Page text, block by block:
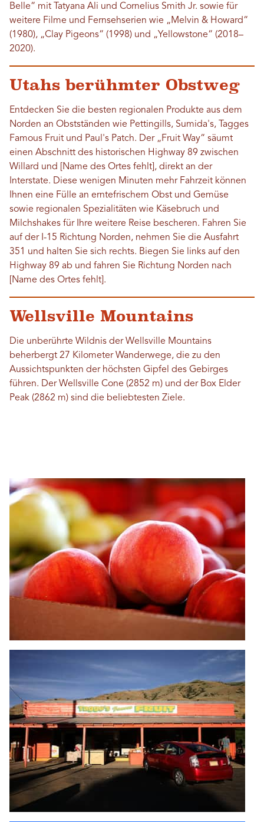
Belle“ mit Tatyana Ali und Cornelius Smith Jr. sowie für
weitere Filme und Fernsehserien wie „Melvin & Howard“
(1980), „Clay Pigeons“ (1998) und „Yellowstone“ (2018–
2020).
Utahs berühmter Obstweg
Entdecken Sie die besten regionalen Produkte aus dem
Norden an Obstständen wie Pettingills, Sumida's, Tagges
Famous Fruit und Paul's Patch. Der „Fruit Way“ säumt
einen Abschnitt des historischen Highway 89 zwischen
Willard und [Name des Ortes fehlt], direkt an der
Interstate. Diese wenigen Minuten mehr Fahrzeit können
Ihnen eine Fülle an erntefrischem Obst und Gemüse
sowie regionalen Spezialitäten wie Käsebruch und
Milchshakes für Ihre weitere Reise bescheren. Fahren Sie
auf der I-15 Richtung Norden, nehmen Sie die Ausfahrt
351 und halten Sie sich rechts. Biegen Sie links auf den
Highway 89 ab und fahren Sie Richtung Norden nach
[Name des Ortes fehlt].
Wellsville Mountains
Die unberührte Wildnis der Wellsville Mountains
beherbergt 27 Kilometer Wanderwege, die zu den
Aussichtspunkten der höchsten Gipfel des Gebirges
führen. Der Wellsville Cone (2852 m) und der Box Elder
Peak (2862 m) sind die beliebtesten Ziele.